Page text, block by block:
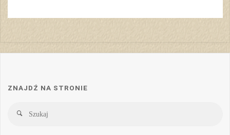
ZNAJDŹ NA STRONIE
Szukaj